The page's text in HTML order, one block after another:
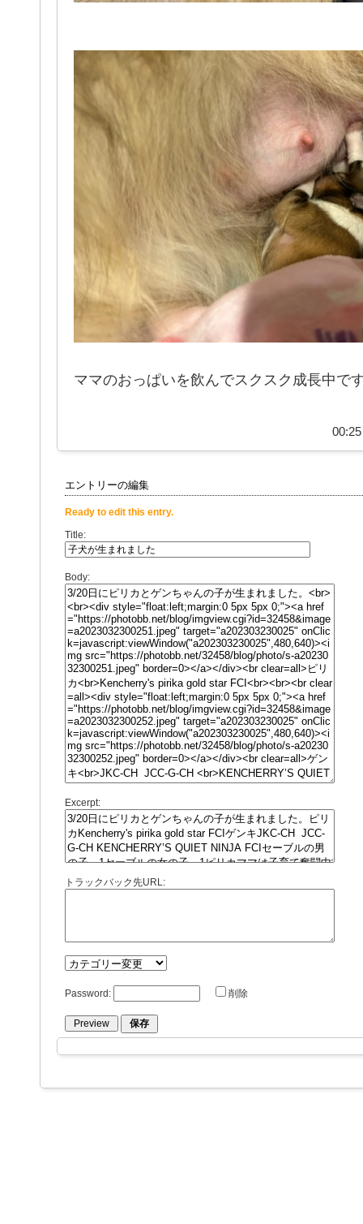
ママのおっぱいを飲んでスクスク成長中で
エントリーの編集
Ready to edit this entry.
Title:
Body:
Excerpt:
トラックバック先URL:
Password: 削除